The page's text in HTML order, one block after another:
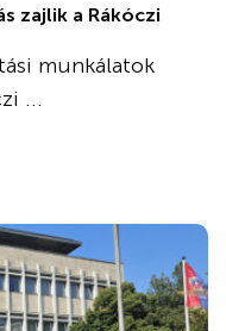
zajlik a Rákóczi
munkálatok
...